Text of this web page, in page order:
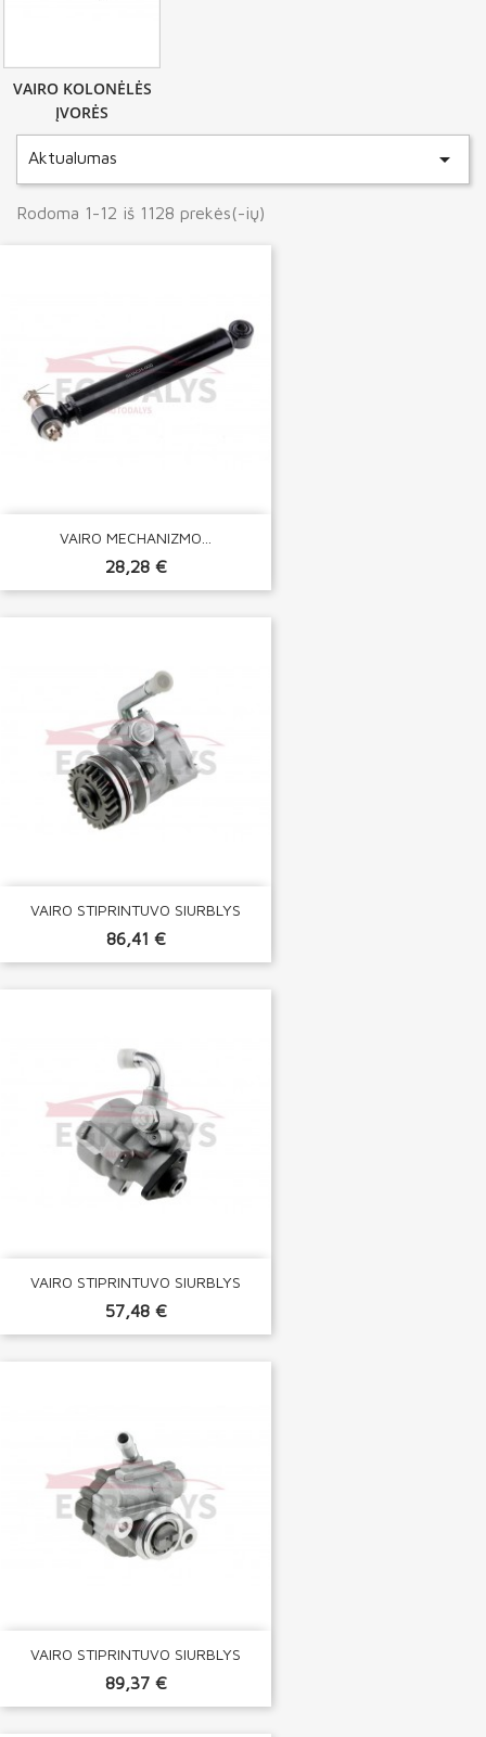
VAIRO KOLONĖLĖS
ĮVORĖS
Aktualumas 
Rodoma 1-12 iš 1128 prekės(-ių)
VAIRO MECHANIZMO...
28,28 €
VAIRO STIPRINTUVO SIURBLYS
86,41 €
VAIRO STIPRINTUVO SIURBLYS
57,48 €
VAIRO STIPRINTUVO SIURBLYS
89,37 €